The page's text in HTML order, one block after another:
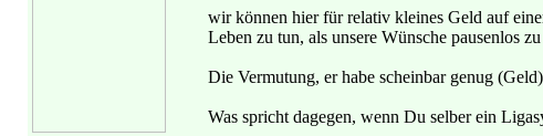
wir können hier für relativ kleines Geld auf
Leben zu tun, als unsere Wünsche pausenlos
Die Vermutung, er habe scheinbar genug
Was spricht dagegen, wenn Du selber ein